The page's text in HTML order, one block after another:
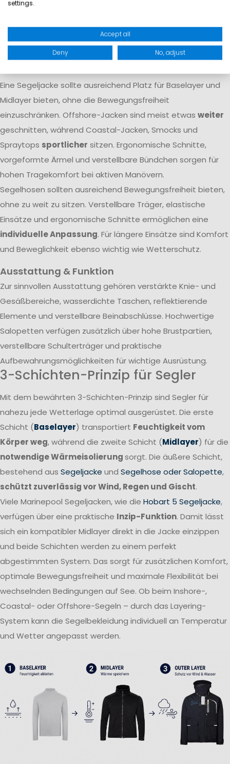
Atmungsaktivität dafür, dass Feuchtigkeit von innen nach
außen transportiert wird. Nur das Zusammenspiel beider
Eigenschaftengarantiert langfristigen Komfortauf dem
Eine Segeljacke sollte ausreichend Platz für Baselayer und
Midlayer bieten, ohne die Bewegungsfreiheit
einzuschränken. Offshore-Jacken sind meist etwas weiter
geschnitten, während Coastal-Jacken, Smocks und
Spraytops sportlicher sitzen. Ergonomische Schnitte,
vorgeformte Ärmel und verstellbare Bündchen sorgen für
hohen Tragekomfort bei aktiven Manövern.
Segelhosen sollten ausreichend Bewegungsfreiheit bieten,
ohne zu weit zu sitzen. Verstellbare Träger, elastische
Einsätze und ergonomische Schnitte ermöglichen eine
individuelle Anpassung. Für längere Einsätze sind Komfort
und Beweglichkeit ebenso wichtig wie Wetterschutz.
Ausstattung & Funktion
Zur sinnvollen Ausstattung gehören verstärkte Knie- und
Gesäßbereiche, wasserdichte Taschen, reflektierende
Elemente und verstellbare Beinabschlüsse. Hochwertige
Salopetten verfügen zusätzlich über hohe Brustpartien,
verstellbare Schulterträger und praktische
Aufbewahrungsmöglichkeiten für wichtige Ausrüstung.
3-Schichten-Prinzip für Segler
Mit dem bewährten 3-Schichten-Prinzip sind Segler für
nahezu jede Wetterlage optimal ausgerüstet. Die erste
Schicht (Baselayer) transportiert Feuchtigkeit vom
Körper weg, während die zweite Schicht (Midlayer) für die
notwendige Wärmeisolierungsorgt. Die äußere Schicht,
bestehend aus Segeljacke und Segelhose oder Salopette,
schützt zuverlässig vor Wind, Regen und Gischt.
Viele Marinepool Segeljacken, wie die Hobart 5 Segeljacke,
verfügen über eine praktische Inzip-Funktion. Damit lässt
sich ein kompatibler Midlayer direkt in die Jacke einzippen
und beide Schichten werden zu einem perfekt
abgestimmten System. Das sorgt für zusätzlichen Komfort,
optimale Bewegungsfreiheit und maximale Flexibilität bei
wechselnden Bedingungen auf See. Ob beim Inshore-,
Coastal- oder Offshore-Segeln – durch das Layering-
System kann die Segelbekleidung individuell an Temperatur
und Wetter angepasst werden.
settings.
Accept all
Deny No, adjust